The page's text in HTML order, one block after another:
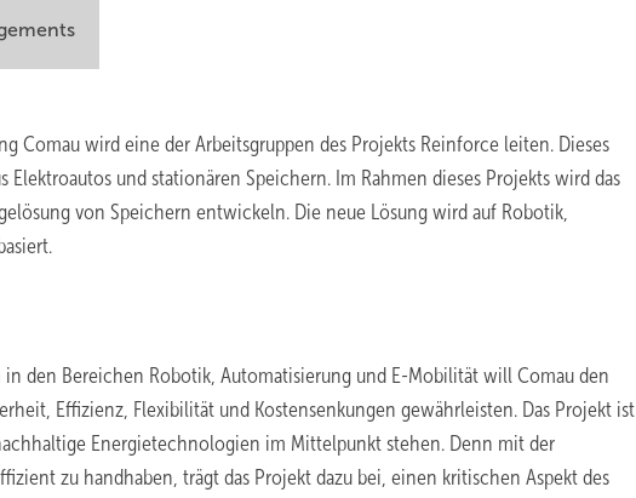
Comau wird eine der Arbeitsgruppen des Projekts Reinforce leiten. Dieses
und stationären Speichern. Im Rahmen dieses Projekts wird das
von Speichern entwickeln. Die neue Lösung wird auf Robotik,
den Bereichen Robotik, Automatisierung und E-Mobilität will Comau den
Effizienz, Flexibilität und Kostensenkungen gewährleisten. Das Projekt ist
Energietechnologien im Mittelpunkt stehen. Denn mit der
zu handhaben, trägt das Projekt dazu bei, einen kritischen Aspekt des